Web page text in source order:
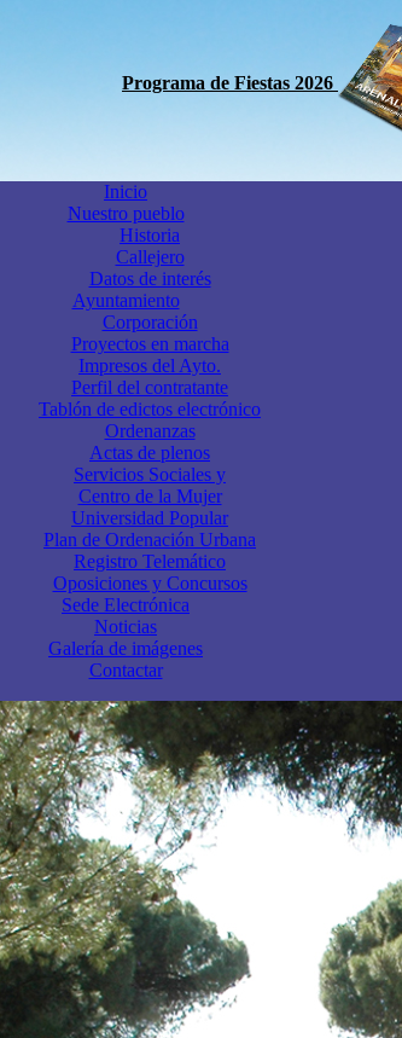
Programa de Fiestas 2026
Inicio
Nuestro pueblo
Historia
Callejero
Datos de interés
Ayuntamiento
Corporación
Proyectos en marcha
Impresos del Ayto.
Perfil del contratante
Tablón de edictos electrónico
Ordenanzas
Actas de plenos
Servicios Sociales y
Centro de la Mujer
Universidad Popular
Plan de Ordenación Urbana
Registro Telemático
Oposiciones y Concursos
Sede Electrónica
Noticias
Galería de imágenes
Contactar